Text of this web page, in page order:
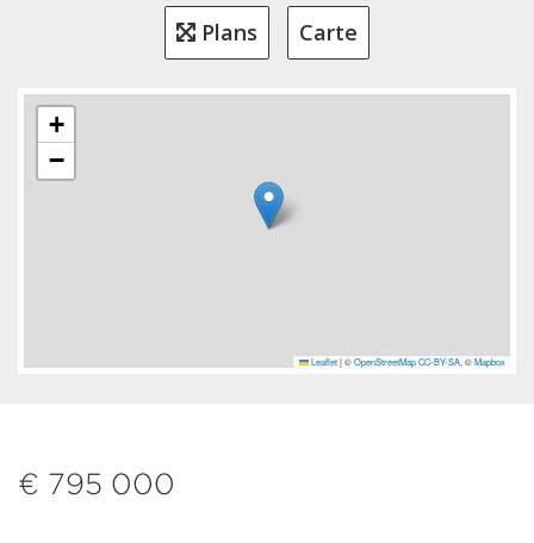
Plans Carte
+
−
Leaflet |©OpenStreetMap CC-BY-SA, ©Mapbox
€ 795 000